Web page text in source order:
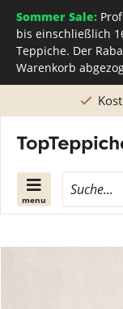
Sommer Sale:
bis einschließlich
Teppiche. Der
Warenkorb
nach Hause
menu